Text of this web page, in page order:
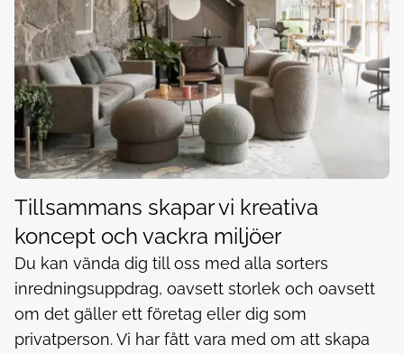
Tillsammans skapar vi kreativa
koncept och vackra miljöer
Du kan vända dig till oss med alla sorters
inredningsuppdrag, oavsett storlek och oavsett
om det gäller ett företag eller dig som
privatperson. Vi har fått vara med om att skapa